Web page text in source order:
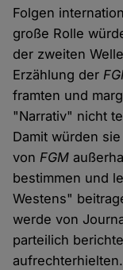
Folgen
große Rolle
der zweiten
Erzählung der
framten und
"Narrativ" nicht
Damit würden
vonFGM
bestimmen und
Westens"
werde von
parteilich